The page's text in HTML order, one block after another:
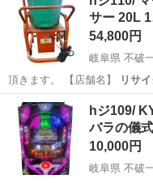
サー 20L
54,800円
岐阜県 不破
頂きます。 【店舗名】
リサ
岐阜 羽島市
hジ109/
バラの儀
10,000円
岐阜県 不破